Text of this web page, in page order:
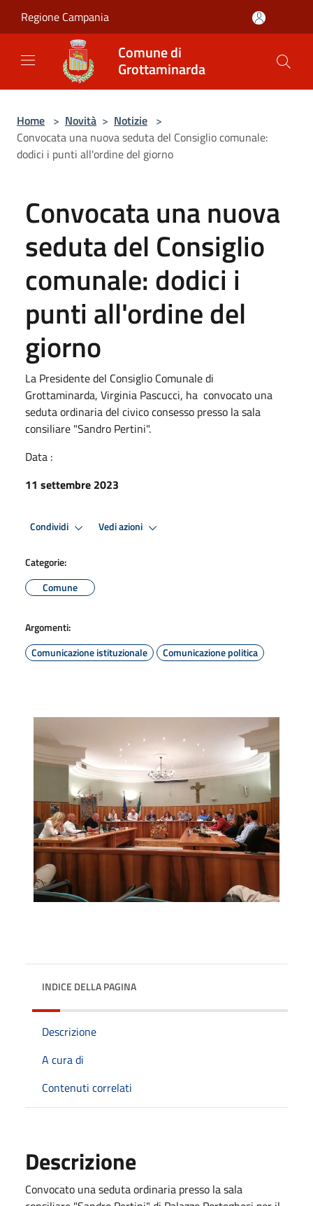
Regione Campania
Comune di
Grottaminarda
Home > Novità > Notizie >
Convocata una nuova seduta del Consiglio comunale:
dodici i punti all'ordine del giorno
Convocata una nuova
seduta del Consiglio
comunale: dodici i
punti all'ordine del
giorno
La Presidente del Consiglio Comunale di
Grottaminarda, Virginia Pascucci, ha convocato una
seduta ordinaria del civico consesso presso la sala
consiliare "Sandro Pertini".
Data :
11 settembre 2023
Condividi Vedi azioni
Categorie:
Comune
Argomenti:
Comunicazione istituzionale
Comunicazione politica
INDICE DELLA PAGINA
Descrizione
A cura di
Contenuti correlati
Descrizione
Convocato una seduta ordinaria presso la sala